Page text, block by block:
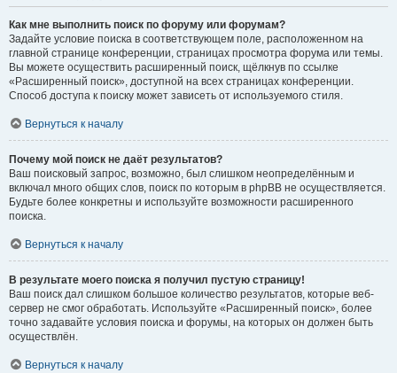
Как мне выполнить поиск по форуму или форумам?
Задайте условие поиска в соответствующем поле, расположенном на
главной странице конференции, страницах просмотра форума или темы.
Вы можете осуществить расширенный поиск, щёлкнув по ссылке
«Расширенный поиск», доступной на всех страницах конференции.
Способ доступа к поиску может зависеть от используемого стиля.
Вернуться к началу
Почему мой поиск не даёт результатов?
Ваш поисковый запрос, возможно, был слишком неопределённым и
включал много общих слов, поиск по которым в phpBB не осуществляется.
Будьте более конкретны и используйте возможности расширенного
поиска.
Вернуться к началу
В результате моего поиска я получил пустую страницу!
Ваш поиск дал слишком большое количество результатов, которые веб-
сервер не смог обработать. Используйте «Расширенный поиск», более
точно задавайте условия поиска и форумы, на которых он должен быть
осуществлён.
Вернуться к началу